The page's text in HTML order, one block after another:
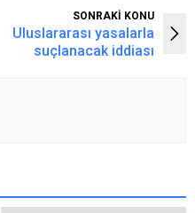
SONRAKİ KONU
Uluslararası yasalarla
suçlanacak iddiası